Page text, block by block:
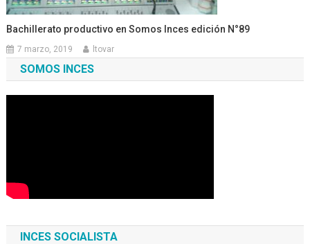
Bachillerato productivo en Somos Inces edición N°89
7 marzo, 2019 ltovar
SOMOS INCES
INCES SOCIALISTA